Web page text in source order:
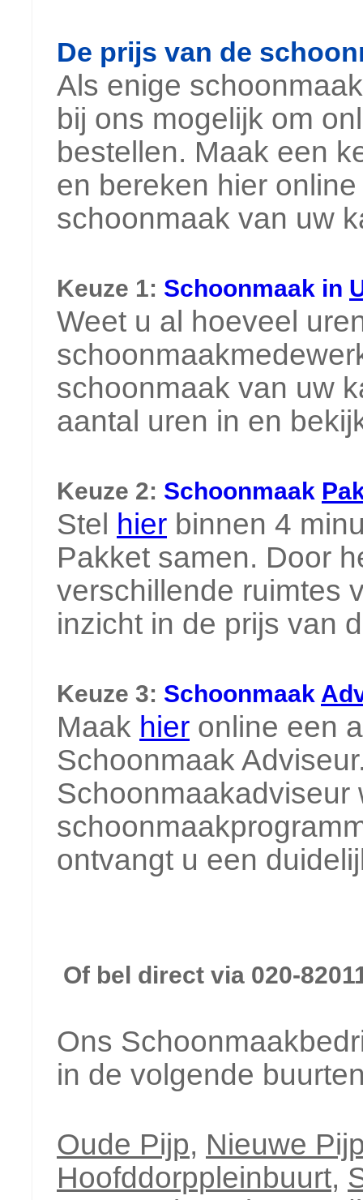
De prijs van de
Als enige
bij ons mogelijk om
bestellen. Maak een
en bereken hier
schoonmaak van uw
Keuze 1: Schoonmaak in
Weet u al hoeveel
schoonmaak van uw
aantal uren in en
Keuze 2: Schoonmaak
Stel hier binnen 4
Pakket samen. Door
verschillende ruimtes
inzicht in de prijs van
Keuze 3: Schoonmaak
Maak hier online een
Schoonmaak
Schoonmaakadviseur
ontvangt u een
Of bel direct via 020-
Ons
in de volgende
Oude Pijp, Nieuwe
Hoofddorppleinbuurt,